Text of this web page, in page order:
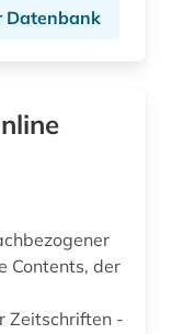
Datenbank
Contents, der
Zeitschriften -